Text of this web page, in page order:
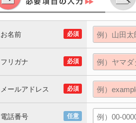
必須
お名前
必須
フリガナ
必須
メールアドレス
任意
電話番号